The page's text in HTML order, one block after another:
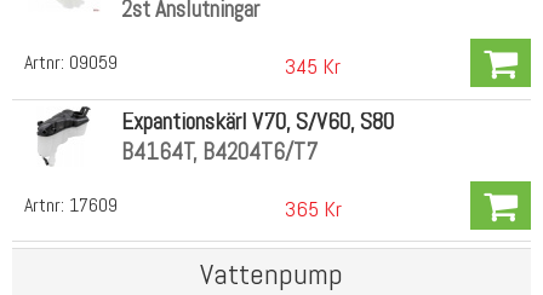
Artnr: 09059
2st Anslutningar
345 Kr
Artnr: 17609
Expantionskärl V70, S/V60, S80
B4164T, B4204T6/T7
365 Kr
Vattenpump